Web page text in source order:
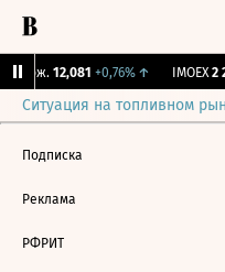
Бирж. 12,081 +0,76%↑ IMOEX 2
Ситуация на топливном
Подписка
Реклама
РФРИТ